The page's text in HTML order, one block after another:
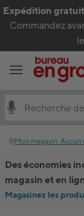
Expédition
Commandez
Passer au contenu
Mon magasin: Aucun
Des économies
magasin et en
Magasinez les